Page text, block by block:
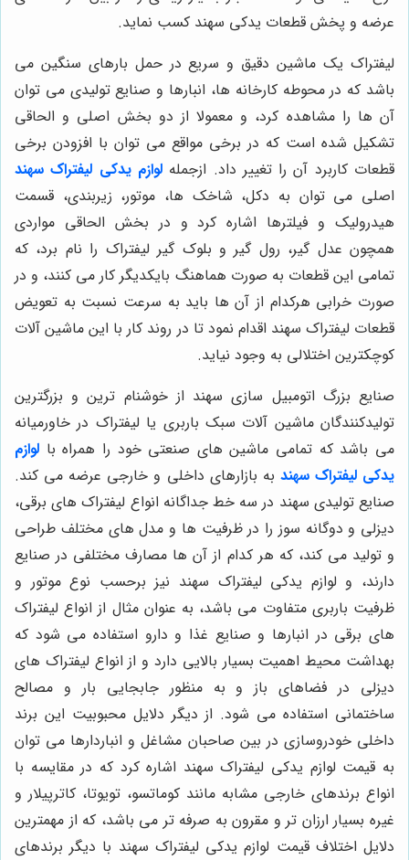
عرضه و پخش قطعات یدکی سهند کسب نماید.
لیفتراک یک ماشین دقیق و سریع در حمل بارهای سنگین می
باشد که در محوطه کارخانه ها، انبارها و صنایع تولیدی می توان
آن ها را مشاهده کرد، و معمولا از دو بخش اصلی و الحاقی
تشکیل شده است که در برخی مواقع می توان با افزودن برخی
قطعات کاربرد آن را تغییر داد. ازجملهلوازم یدکی لیفتراک سهند
اصلی می توان به دکل، شاخک ها، موتور، زیربندی، قسمت
هیدرولیک و فیلترها اشاره کرد و در بخش الحاقی مواردی
همچون عدل گیر، رول گیر و بلوک گیر لیفتراک را نام برد، که
تمامی این قطعات به صورت هماهنگ بایکدیگر کار می کنند، و در
صورت خرابی هرکدام از آن ها باید به سرعت نسبت به تعویض
قطعات لیفتراک سهند اقدام نمود تا در روند کار با این ماشین آلات
کوچکترین اختلالی به وجود نیاید.
صنایع بزرگ اتومبیل سازی سهند از خوشنام ترین و بزرگترین
تولیدکنندگان ماشین آلات سبک باربری یا لیفتراک در خاورمیانه
می باشد که تمامی ماشین های صنعتی خود را همراه با لوازم
یدکی لیفتراک سهند به بازارهای داخلی و خارجی عرضه می کند.
صنایع تولیدی سهند در سه خط جداگانه انواع لیفتراک های برقی،
دیزلی و دوگانه سوز را در ظرفیت ها و مدل های مختلف طراحی
و تولید می کند، که هر کدام از آن ها مصارف مختلفی در صنایع
دارند، و لوازم یدکی لیفتراک سهند نیز برحسب نوع موتور و
ظرفیت باربری متفاوت می باشد، به عنوان مثال از انواع لیفتراک
های برقی در انبارها و صنایع غذا و دارو استفاده می شود که
بهداشت محیط اهمیت بسیار بالایی دارد و از انواع لیفتراک های
دیزلی در فضاهای باز و به منظور جابجایی بار و مصالح
ساختمانی استفاده می شود. از دیگر دلایل محبوبیت این برند
داخلی خودروسازی در بین صاحبان مشاغل و انباردارها می توان
به قیمت لوازم یدکی لیفتراک سهند اشاره کرد که در مقایسه با
انواع برندهای خارجی مشابه مانند کوماتسو، تویوتا، کاترپیلار و
غیره بسیار ارزان تر و مقرون به صرفه تر می باشد، که از مهمترین
دلایل اختلاف قیمت لوازم یدکی لیفتراک سهند با دیگر برندهای